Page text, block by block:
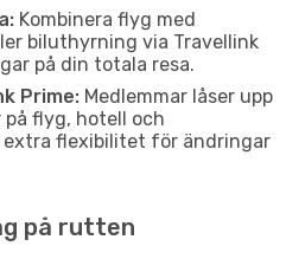
Kombinera flyg med
biluthyrning via Travellink
på din totala resa.
Prime: Medlemmar låser upp
flyg, hotell och
flexibilitet för ändringar
på rutten